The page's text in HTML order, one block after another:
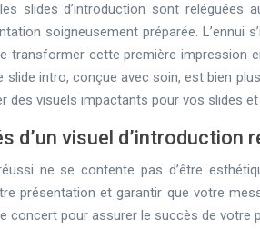
slides d’introduction sont
soigneusement préparée. L’ennui
transformer cette première impression
intro, conçue avec soin, est bien
des visuels impactants pour vos slides
d’un visuel d’introduction
ne se contente pas d’être
présentation et garantir que votre
concert pour assurer le succès de votre